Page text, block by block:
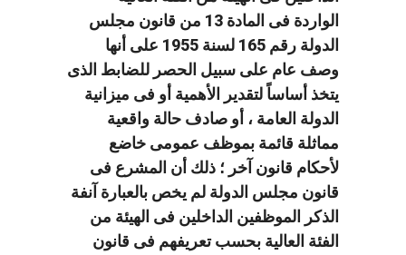
الواردة فى المادة 13 من قانون مجلس
الدولة رقم 165 لسنة 1955 على أنها
وصف عام على سبيل الحصر للضابط الذى
يتخذ أساساً لتقدير الأهمية أو فى ميزانية
الدولة العامة ، أو صادف حالة واقعية
مماثلة قائمة بموظف عمومى خاضع
لأحكام قانون آخر ؛ ذلك أن المشرع فى
قانون مجلس الدولة لم يخص بالعبارة آنفة
الذكر الموظفين الداخلين فى الهيئة من
الفئة العالية بحسب تعريفهم فى قانون